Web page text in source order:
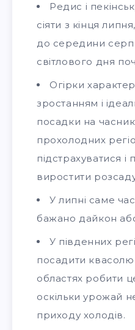
Редис і
сіяти з кінця
до середини
світлового дня
Огірки
зростанням і
посадки на
прохолодних
підстрахуватися
виростити
У липні саме
бажано дайкон
У південних
посадити квасолю
областях робити
оскільки урожай
приходу холодів.